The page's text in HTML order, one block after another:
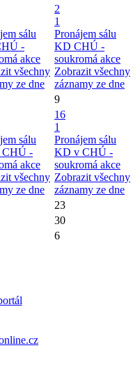
sálu
-
akce
všechny
ze dne
2
1
Pronájem sálu
KD CHÚ -
soukromá akce
Zobrazit všechny
záznamy ze dne
9
sálu
-
akce
všechny
ze dne
16
1
Pronájem sálu
KD v CHÚ -
soukromá akce
Zobrazit všechny
záznamy ze dne
23
30
6